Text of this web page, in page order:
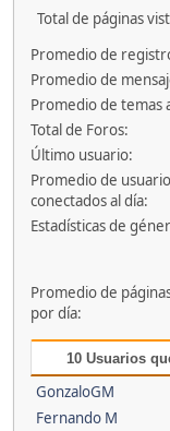
Total de páginas
Promedio de
Promedio de
Promedio de temas
Total de Foros:
Último usuario:
Promedio de
conectados al día:
Estadísticas de
Promedio de
por día:
10 Usuarios
GonzaloGM
Fernando M